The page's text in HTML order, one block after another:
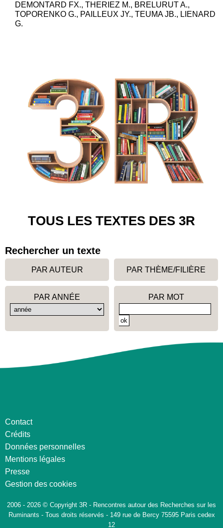
DEMONTARD FX., THERIEZ M., BRELURUT A.,
TOPORENKO G., PAILLEUX JY., TEUMA JB., LIENARD
G.
TOUS LES TEXTES DES 3R
Rechercher un texte
PAR AUTEUR PAR THÈME/FILIÈRE
PAR ANNÉE PAR MOT
Contact
Crédits
Données personnelles
Mentions légales
Presse
Gestion des cookies
2006 - 2026 © Copyright 3R - Rencontres autour des Recherches sur les
Ruminants - Tous droits réservés - 149 rue de Bercy 75595 Paris cedex
12